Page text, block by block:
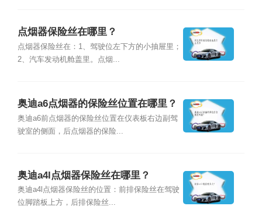
点烟器保险丝在哪里？
点烟器保险丝在：1、驾驶位左下方的小抽屉里；
2、汽车发动机舱盖里。点烟...
奥迪a6点烟器的保险丝位置在哪里？
奥迪a6前点烟器的保险丝位置在仪表板右边副驾
驶室的侧面，后点烟器的保险...
奥迪a4l点烟器保险丝在哪里？
奥迪a4l点烟器保险丝的位置：前排保险丝在驾驶
位脚踏板上方，后排保险丝...